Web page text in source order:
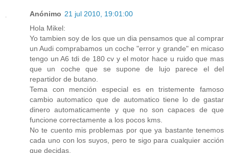
Anónimo 21 jul 2010, 19:01:00
Hola Mikel:
Yo tambien soy de los que un dia pensamos que al comprar
un Audi comprabamos un coche "error y grande" en micaso
tengo un A6 tdi de 180 cv y el motor hace u ruido que mas
que un coche que se supone de lujo parece el del
repartidor de butano.
Tema con mención especial es en tristemente famoso
cambio automatico que de automatico tiene lo de gastar
dinero automaticamente y que no son capaces de que
funcione correctamente a los pocos kms.
No te cuento mis problemas por que ya bastante tenemos
cada uno con los suyos, pero te sigo para cualquier acción
que decidas.